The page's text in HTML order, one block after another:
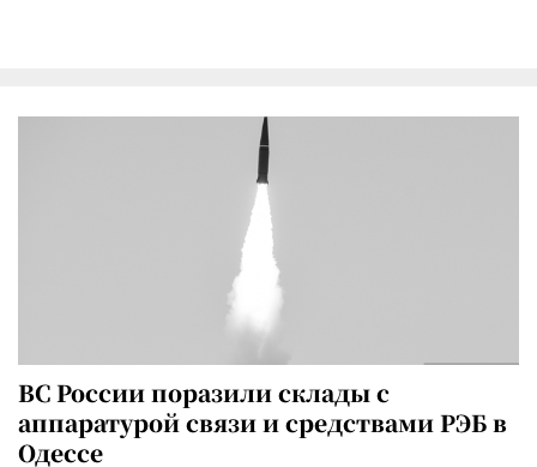
ВС России поразили склады с
аппаратурой связи и средствами РЭБ в
Одессе